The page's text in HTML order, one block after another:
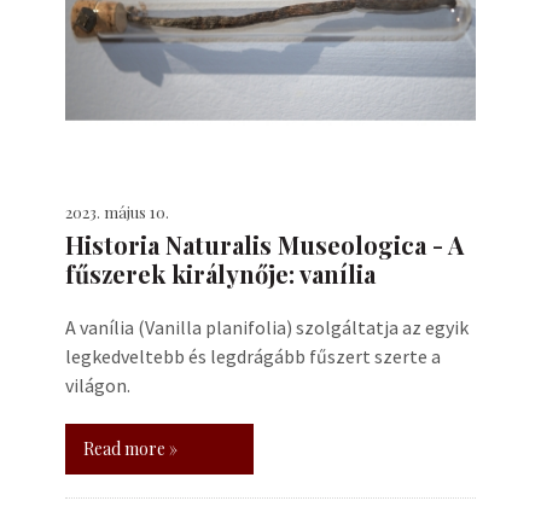
2023. május 10.
Historia Naturalis Museologica - A
fűszerek királynője: vanília
A vanília (Vanilla planifolia) szolgáltatja az egyik
legkedveltebb és legdrágább fűszert szerte a
világon.
Read more »